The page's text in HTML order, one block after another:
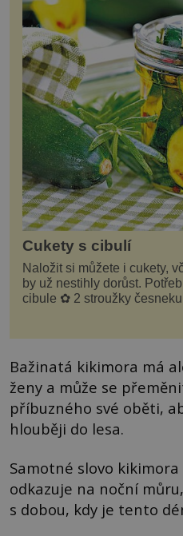
Cukety s cibulí
Naložit si můžete i cukety,
by už nestihly dorůst.
cibule ✿ 2 stroužky
Bažinatá kikimora má
ženy a může se
příbuzného své oběti,
hlouběji do lesa.
Samotné slovo
odkazuje na noční
s dobou, kdy je tento